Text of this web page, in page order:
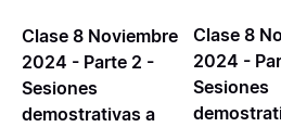
Clase 8 Noviembre
2024 - Parte 2 -
Sesiones
demostrativas a
Clase 8
2024 -
Sesiones